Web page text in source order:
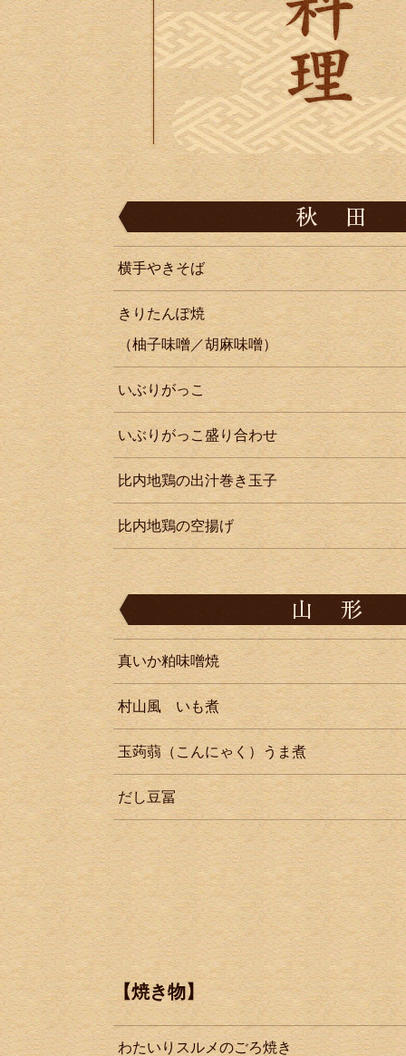
横手やきそば
きりたんぽ焼
（柚子味噌／胡麻味噌）
いぶりがっこ
いぶりがっこ盛り合わせ
比内地鶏の出汁巻き玉子
比内地鶏の空揚げ
真いか粕味噌焼
村山風 いも煮
玉蒟蒻（こんにゃく）うま煮
だし豆冨
【焼き物】
わたいりスルメのごろ焼き